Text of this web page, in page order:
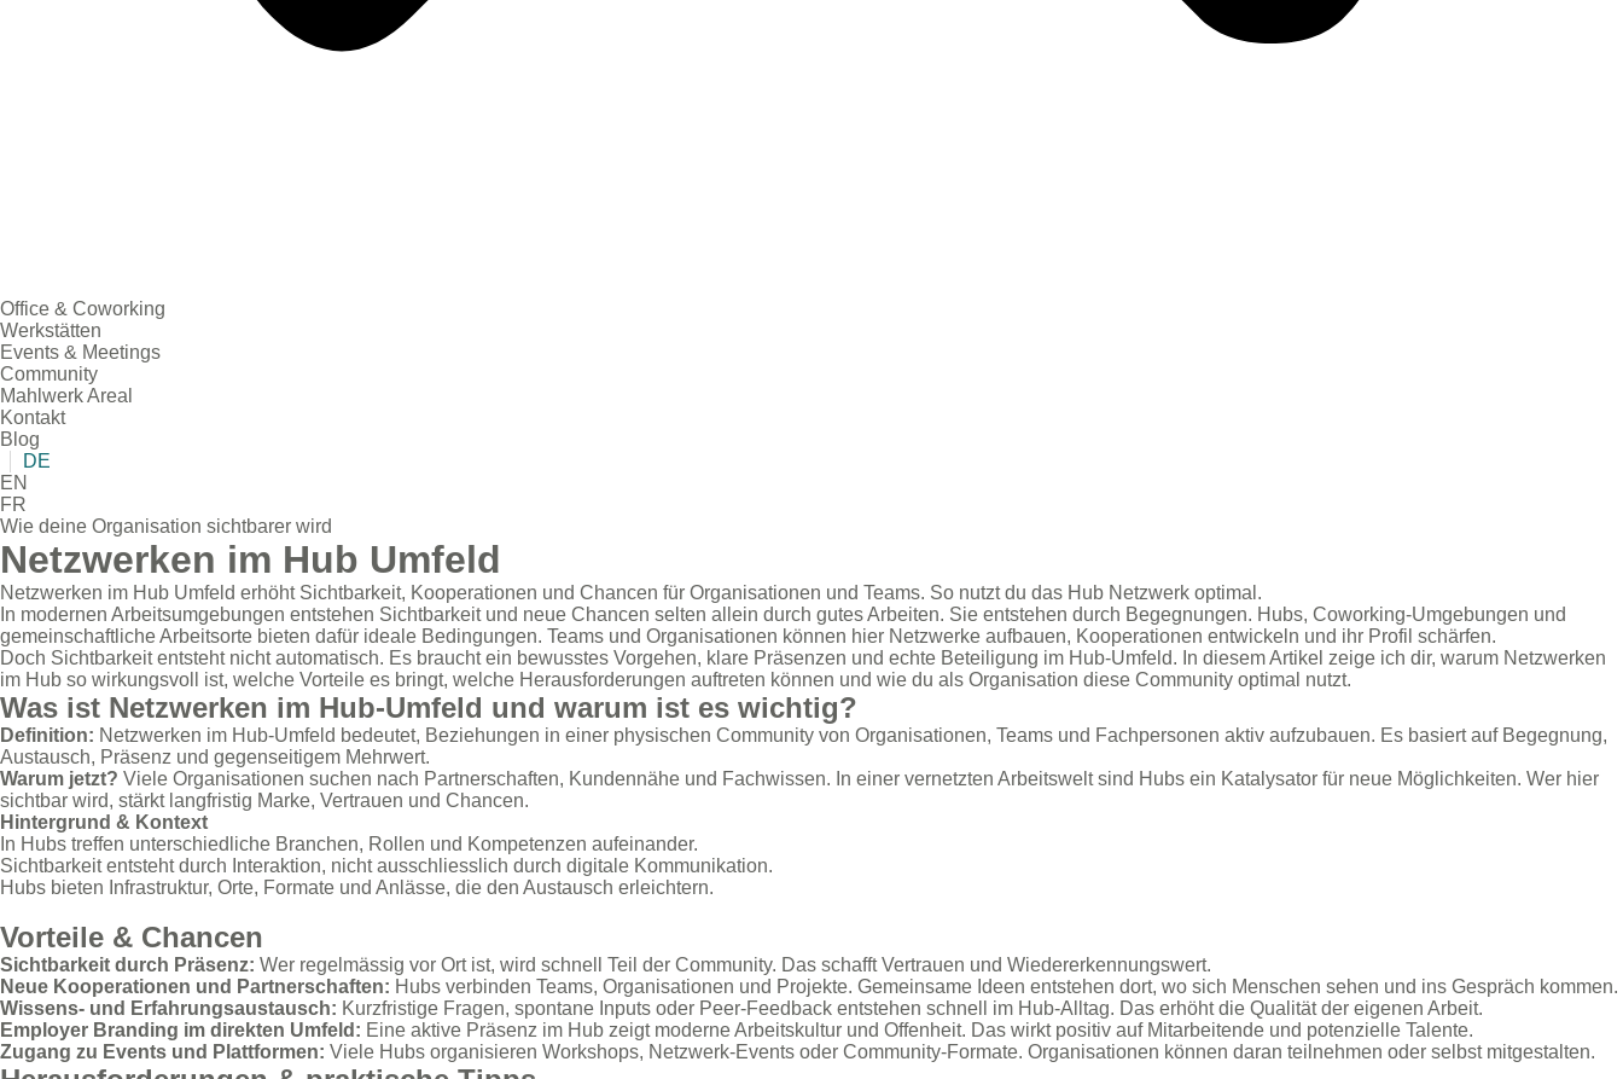
Office & Coworking
Werkstätten
Events & Meetings
Community
Mahlwerk Areal
Kontakt
Blog
DE
EN
FR
Wie deine Organisation sichtbarer wird
Netzwerken im Hub Umfeld
Netzwerken im Hub Umfeld erhöht Sichtbarkeit, Kooperationen und Chancen für Organisationen und Teams. So nutzt du das Hub Netzwerk optimal.
In modernen Arbeitsumgebungen entstehen Sichtbarkeit und neue Chancen selten allein durch gutes Arbeiten. Sie entstehen durch Begegnungen. Hubs, Coworking-Umgebungen und
gemeinschaftliche Arbeitsorte bieten dafür ideale Bedingungen. Teams und Organisationen können hier Netzwerke aufbauen, Kooperationen entwickeln und ihr Profil schärfen.
Doch Sichtbarkeit entsteht nicht automatisch. Es braucht ein bewusstes Vorgehen, klare Präsenzen und echte Beteiligung im Hub-Umfeld. In diesem Artikel zeige ich dir, warum Netzwerken
im Hub so wirkungsvoll ist, welche Vorteile es bringt, welche Herausforderungen auftreten können und wie du als Organisation diese Community optimal nutzt.
Was ist Netzwerken im Hub-Umfeld und warum ist es wichtig?
Definition: Netzwerken im Hub-Umfeld bedeutet, Beziehungen in einer physischen Community von Organisationen, Teams und Fachpersonen aktiv aufzubauen. Es basiert auf Begegnung,
Austausch, Präsenz und gegenseitigem Mehrwert.
Warum jetzt? Viele Organisationen suchen nach Partnerschaften, Kundennähe und Fachwissen. In einer vernetzten Arbeitswelt sind Hubs ein Katalysator für neue Möglichkeiten. Wer hier
sichtbar wird, stärkt langfristig Marke, Vertrauen und Chancen.
Hintergrund & Kontext
In Hubs treffen unterschiedliche Branchen, Rollen und Kompetenzen aufeinander.
Sichtbarkeit entsteht durch Interaktion, nicht ausschliesslich durch digitale Kommunikation.
Hubs bieten Infrastruktur, Orte, Formate und Anlässe, die den Austausch erleichtern.
Vorteile & Chancen
Sichtbarkeit durch Präsenz: Wer regelmässig vor Ort ist, wird schnell Teil der Community. Das schafft Vertrauen und Wiedererkennungswert.
Neue Kooperationen und Partnerschaften: Hubs verbinden Teams, Organisationen und Projekte. Gemeinsame Ideen entstehen dort, wo sich Menschen sehen und ins Gespräch kommen.
Wissens- und Erfahrungsaustausch: Kurzfristige Fragen, spontane Inputs oder Peer-Feedback entstehen schnell im Hub-Alltag. Das erhöht die Qualität der eigenen Arbeit.
Employer Branding im direkten Umfeld: Eine aktive Präsenz im Hub zeigt moderne Arbeitskultur und Offenheit. Das wirkt positiv auf Mitarbeitende und potenzielle Talente.
Zugang zu Events und Plattformen: Viele Hubs organisieren Workshops, Netzwerk-Events oder Community-Formate. Organisationen können daran teilnehmen oder selbst mitgestalten.